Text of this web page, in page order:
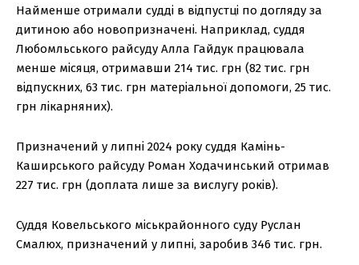
Найменше отримали судді в відпустці по догляду за
дитиною або новопризначені. Наприклад, суддя
Любомльського райсуду Алла Гайдук працювала
менше місяця, отримавши 214 тис. грн (82 тис. грн
відпускних, 63 тис. грн матеріальної допомоги, 25 тис.
грн лікарняних).
Призначений у липні 2024 року суддя Камінь-
Каширського райсуду Роман Ходачинський отримав
227 тис. грн (доплата лише за вислугу років).
Суддя Ковельського міськрайонного суду Руслан
Смалюх, призначений у липні, заробив 346 тис. грн.